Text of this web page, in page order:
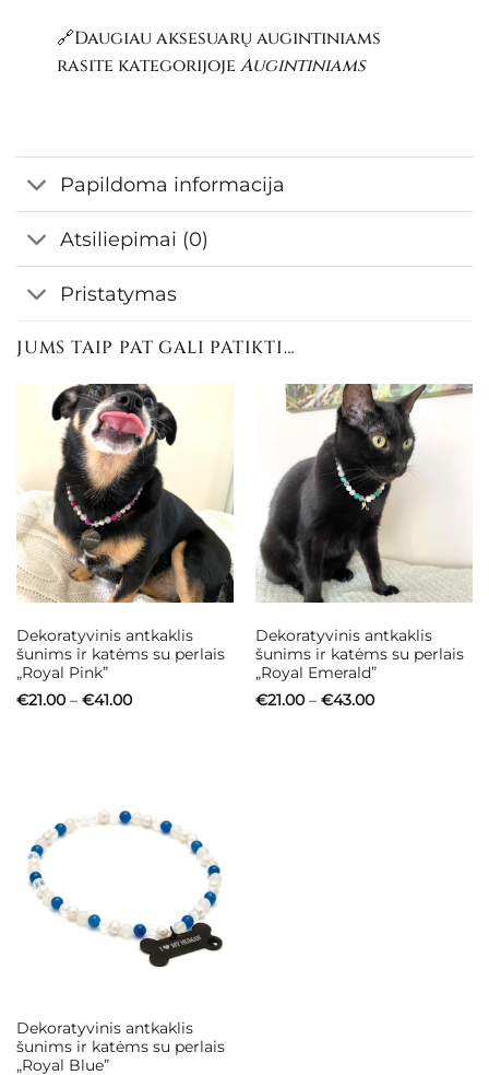
🔗Daugiau aksesuarų augintiniams
rasite kategorijojeAugintiniams
Papildoma informacija
Atsiliepimai (0)
Pristatymas
JUMS TAIP PAT GALI PATIKTI…
Dekoratyvinis antkaklis
šunims ir katėms su perlais
„Royal Pink”
€21.00 – €41.00Price
Dekoratyvinis antkaklis
šunims ir katėms su perlais
„Royal Emerald”
€21.00 – €43.00Price
Dekoratyvinis antkaklis
šunims ir katėms su perlais
„Royal Blue”